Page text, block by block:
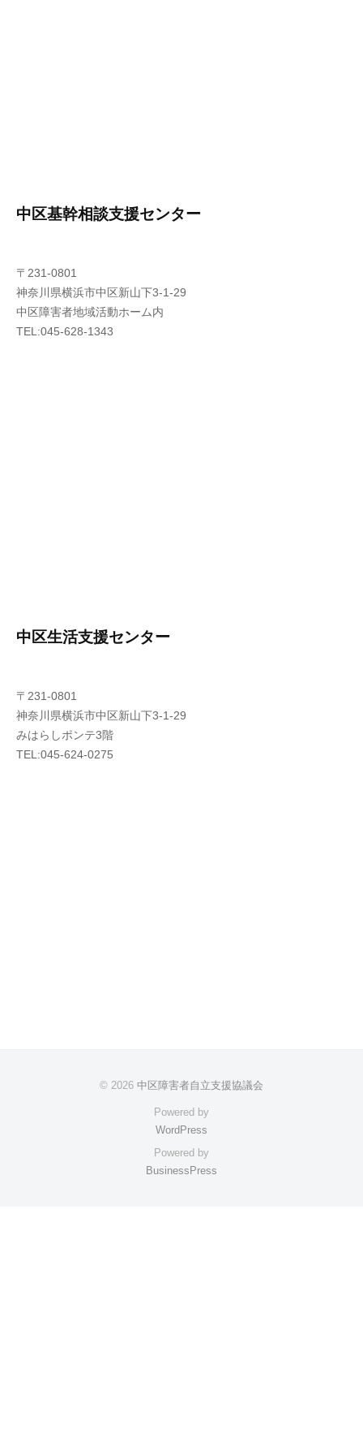
中区基幹相談支援センター
〒231-0801
神奈川県横浜市中区新山下3-1-29
中区障害者地域活動ホーム内
TEL:045-628-1343
中区生活支援センター
〒231-0801
神奈川県横浜市中区新山下3-1-29
みはらしポンテ3階
TEL:045-624-0275
© 2026 中区障害者自立支援協議会
Powered by
WordPress
Powered by
BusinessPress